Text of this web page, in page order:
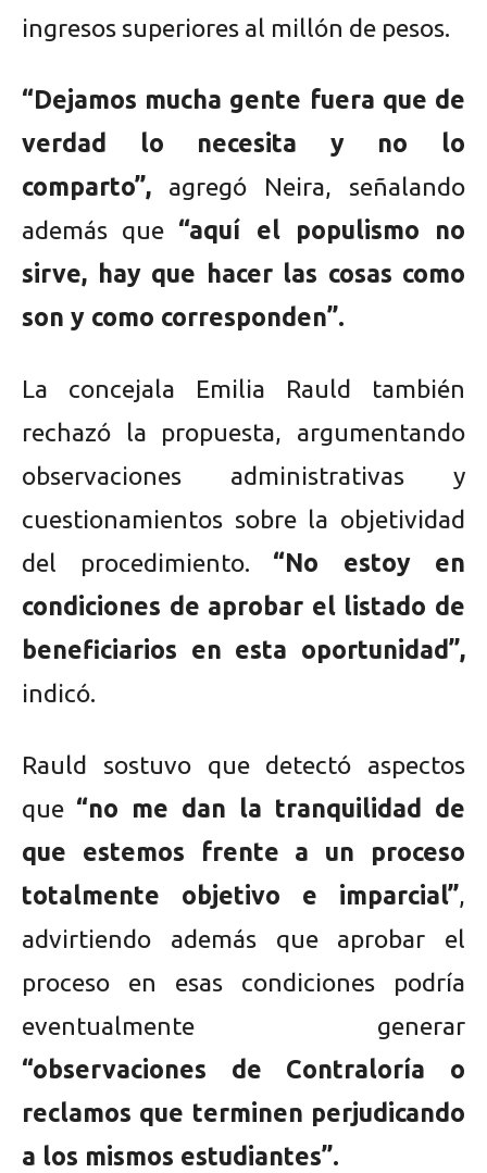
ingresos superiores al millón de pesos.
“Dejamos mucha gente fuera que de
verdad lo necesita y no lo
comparto”, agregó Neira, señalando
además que “aquí el populismo no
sirve, hay que hacer las cosas como
son y como corresponden”.
La concejala Emilia Rauld también
rechazó la propuesta, argumentando
observaciones administrativas y
cuestionamientos sobre la objetividad
del procedimiento. “No estoy en
condiciones de aprobar el listado de
beneficiarios en esta oportunidad”,
indicó.
Rauld sostuvo que detectó aspectos
que “no me dan la tranquilidad de
que estemos frente a un proceso
totalmente objetivo e imparcial”,
advirtiendo además que aprobar el
proceso en esas condiciones podría
eventualmente generar
“observaciones de Contraloría o
reclamos que terminen perjudicando
a los mismos estudiantes”.